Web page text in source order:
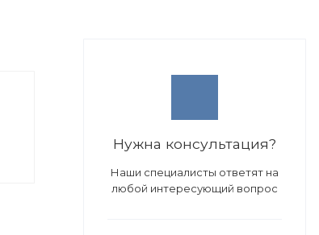
Нужна консультация?
Наши специалисты ответят на
любой интересующий вопрос